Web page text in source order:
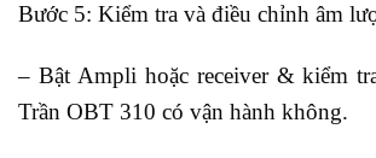
Bước 5: Kiểm tra và điều chỉnh âm
– Bật Ampli hoặc receiver & kiểm
Trần OBT 310 có vận hành không.